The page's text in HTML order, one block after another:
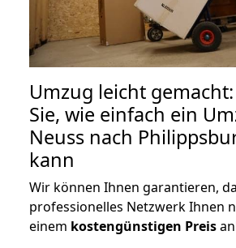
Umzug leicht
Sie, wie einfach ein
Neuss nach
kann
Wir können Ihnen garantieren,
professionelles Netzwerk Ihnen
einem kostengünstigen Preis